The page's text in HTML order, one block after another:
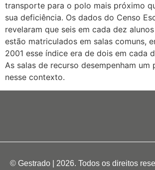
transporte para o polo mais próximo
sua deficiência. Os dados do Censo
revelaram que seis em cada dez
estão matriculados em salas comuns,
2001 esse índice era de dois em cada
As salas de recurso desempenham
nesse contexto.
© Gestrado | 2026. Todos os direitos